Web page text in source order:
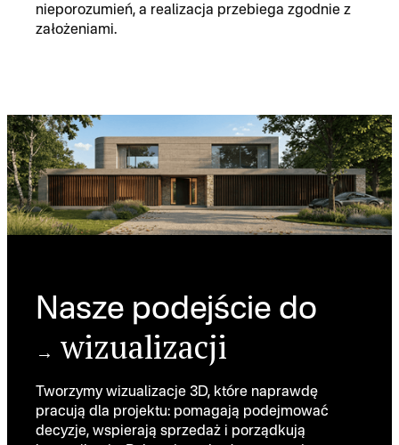
nieporozumień, a realizacja przebiega zgodnie z
założeniami.
Nasze podejście do
→ wizualizacji
Tworzymy wizualizacje 3D, które naprawdę
pracują dla projektu: pomagają podejmować
decyzje, wspierają sprzedaż i porządkują